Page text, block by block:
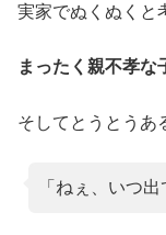
実家でぬくぬくと
まったく親不孝な
そしてとうとうあ
「ねぇ、いつ出